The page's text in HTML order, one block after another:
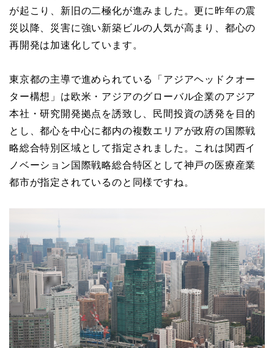
が起こり、新旧の二極化が進みました。更に昨年の震
災以降、災害に強い新築ビルの人気が高まり、都心の
再開発は加速化しています。
東京都の主導で進められている「アジアヘッドクオー
ター構想」は欧米・アジアのグローバル企業のアジア
本社・研究開発拠点を誘致し、民間投資の誘発を目的
とし、都心を中心に都内の複数エリアが政府の国際戦
略総合特別区域として指定されました。これは関西イ
ノベーション国際戦略総合特区として神戸の医療産業
都市が指定されているのと同様ですね。